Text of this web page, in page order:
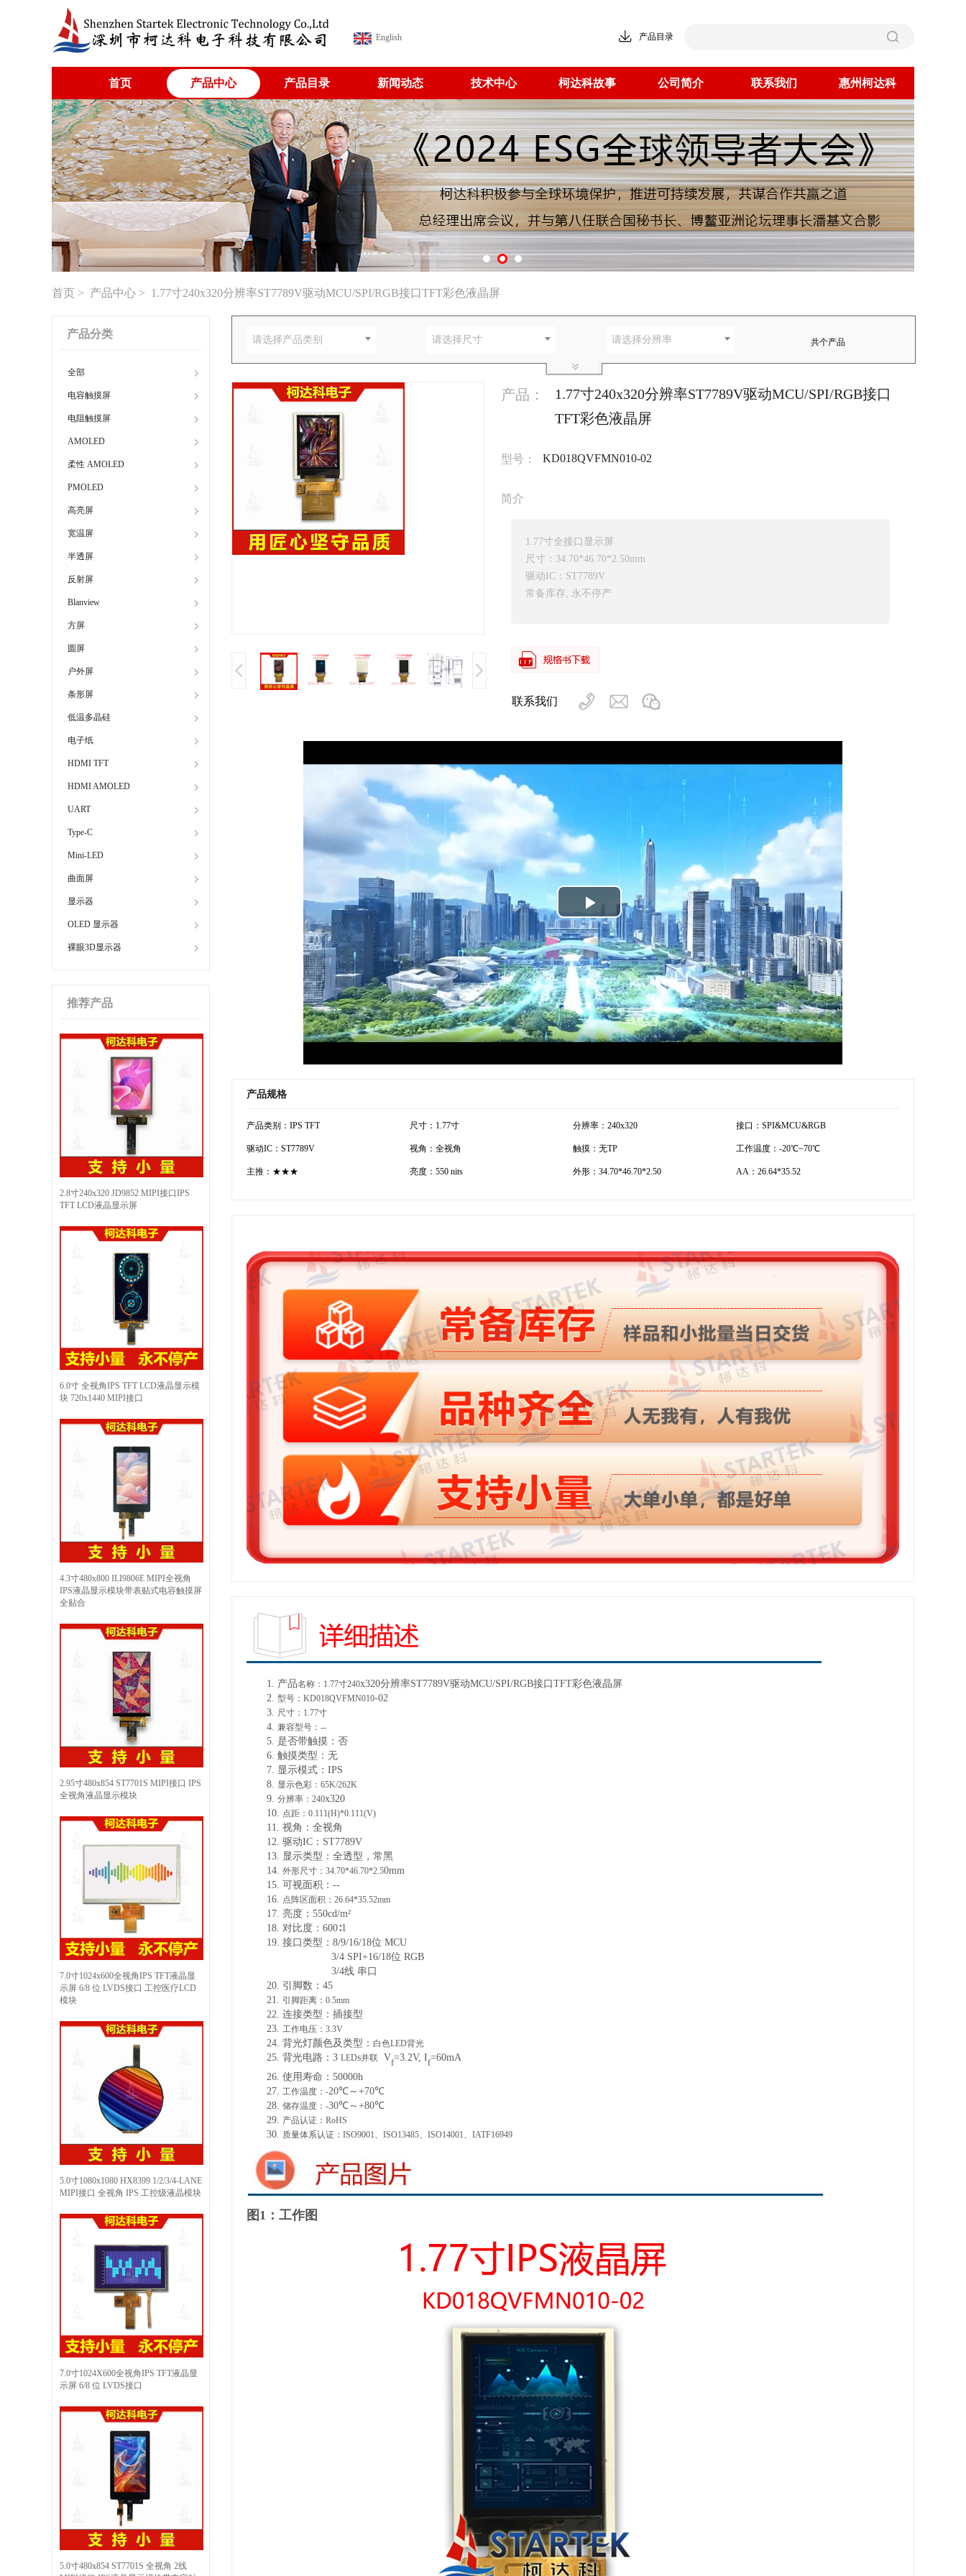
English 产品目录
首页 产品中心 产品目录 新闻动态 技术中心 柯达科故事 公司简介 联系我们 惠州柯达科
首页 > 产品中心 > 1.77寸240x320分辨率ST7789V驱动MCU/SPI/RGB接口TFT彩色液晶屏
产品分类
全部
电容触摸屏
电阻触摸屏
AMOLED
柔性 AMOLED
PMOLED
高亮屏
宽温屏
半透屏
反射屏
Blanview
方屏
圆屏
户外屏
条形屏
低温多晶硅
电子纸
HDMI TFT
HDMI AMOLED
UART
Type-C
Mini-LED
曲面屏
显示器
OLED 显示器
裸眼3D显示器
推荐产品
2.8寸240x320 JD9852 MIPI接口IPS
TFT LCD液晶显示屏
6.0寸 全视角IPS TFT LCD液晶显示模
块 720x1440 MIPI接口
4.3寸480x800 ILI9806E MIPI全视角
IPS液晶显示模块带表贴式电容触摸屏
全贴合
2.95寸480x854 ST7701S MIPI接口 IPS
全视角液晶显示模块
7.0寸1024x600全视角IPS TFT液晶显
示屏 6/8 位 LVDS接口 工控医疗LCD
模块
5.0寸1080x1080 HX8399 1/2/3/4-LANE
MIPI接口 全视角 IPS 工控级液晶模块
7.0寸1024X600全视角IPS TFT液晶显
示屏 6/8 位 LVDS接口
5.0寸480x854 ST7701S 全视角 2线
请选择产品类别 请选择尺寸 请选择分辨率 共个产品
产品：
1.77寸240x320分辨率ST7789V驱动MCU/SPI/RGB接口
TFT彩色液晶屏
型号： KD018QVFMN010-02
简介
1.77寸全接口显示屏
尺寸：34.70*46.70*2.50mm
驱动IC：ST7789V
常备库存, 永不停产
联系我们
Play
Video
产品规格
产品类别：IPS TFT 尺寸：1.77寸 分辨率：240x320 接口：SPI&MCU&RGB
驱动IC：ST7789V 视角：全视角 触摸：无TP 工作温度：-20℃~70℃
主推：★★★ 亮度：550 nits 外形：34.70*46.70*2.50 AA：26.64*35.52
1. 产品名称： 1.77寸240x320分辨率ST7789V驱动MCU/SPI/RGB接口TFT彩色液晶屏
2. 型号： KD018QVFMN010-02
3.
尺寸： 1.77寸
4. 兼容型号： --
5. 是否带触摸： 否
6. 触摸类型： 无
7. 显示模式 ： IPS
8.
显示色彩： 65K/262K
9. 分辨率： 240x320
10.
点距： 0.111(H)*0.111(V)
11. 视角：全视角
12. 驱动IC：ST7789V
13. 显示类型：全透型，常黑
14. 外形尺寸： 34.70*46.70*2.50mm
15. 可视面积： --
16.
点阵区面积： 26.64*35.52mm
17. 亮度： 550cd/m²
18. 对比度： 600∶1
19. 接口类型： 8/9/16/18位 MCU
3/4 SPI+16/18位 RGB
3/4线 串口
20. 引脚数： 45
21.
引脚距离： 0.5mm
22. 连接类型 ： 插接型
23. 工作电压： 3.3V
24. 背光灯颜色及类型 ： 白色LED背光
25. 背光电路： 3 LEDs并联 Vf=3.2V, If=60mA
26. 使用寿命： 50000h
27.
工作温度： -20℃～+70℃
28. 储存温度： -30℃～+80℃
29.
产品认证： RoHS
30. 质量体系认证： ISO9001、ISO13485、ISO14001、IATF16949
图1：工作图